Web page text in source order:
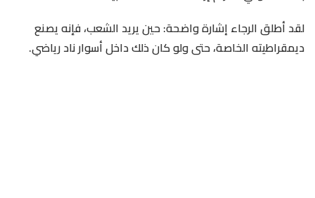
لقد أطلق الرجاء إشارة واضحة: حين يريد الشعب، فإنه يصنع
ديمقراطيته الخاصة، حتى ولو كان ذلك داخل أسوار ناد رياضي.